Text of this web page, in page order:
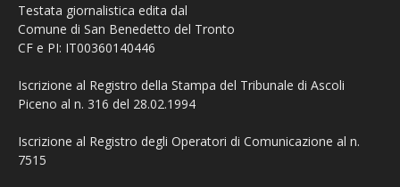
Testata giornalistica edita dal
Comune di San Benedetto del Tronto
CF e PI: IT00360140446
Iscrizione al Registro della Stampa del Tribunale di Ascoli
Piceno al n. 316 del 28.02.1994
Iscrizione al Registro degli Operatori di Comunicazione al n.
7515